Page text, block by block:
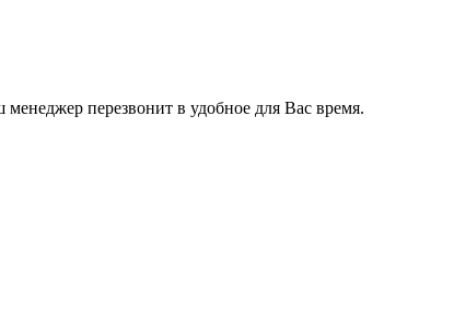
перезвонит в удобное для Вас время.